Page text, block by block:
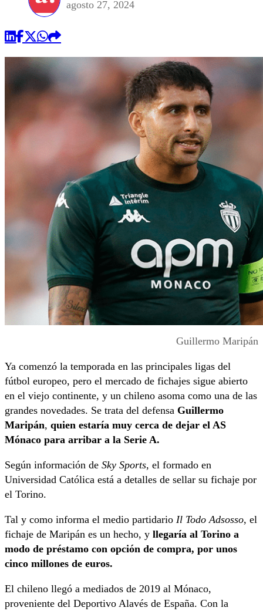
agosto 27, 2024
Guillermo Maripán
Ya comenzó la temporada en las principales ligas del
fútbol europeo, pero el mercado de fichajes sigue abierto
en el viejo continente, y un chileno asoma como una de las
grandes novedades. Se trata del defensa Guillermo
Maripán, quien estaría muy cerca de dejar el AS
Mónaco para arribar a la Serie A.
Según información de Sky Sports, el formado en
Universidad Católica está a detalles de sellar su fichaje por
el Torino.
Tal y como informa el medio partidario Il Todo Adsosso, el
fichaje de Maripán es un hecho, y llegaría al Torino a
modo de préstamo con opción de compra, por unos
cinco millones de euros.
El chileno llegó a mediados de 2019 al Mónaco,
proveniente del Deportivo Alavés de España. Con la